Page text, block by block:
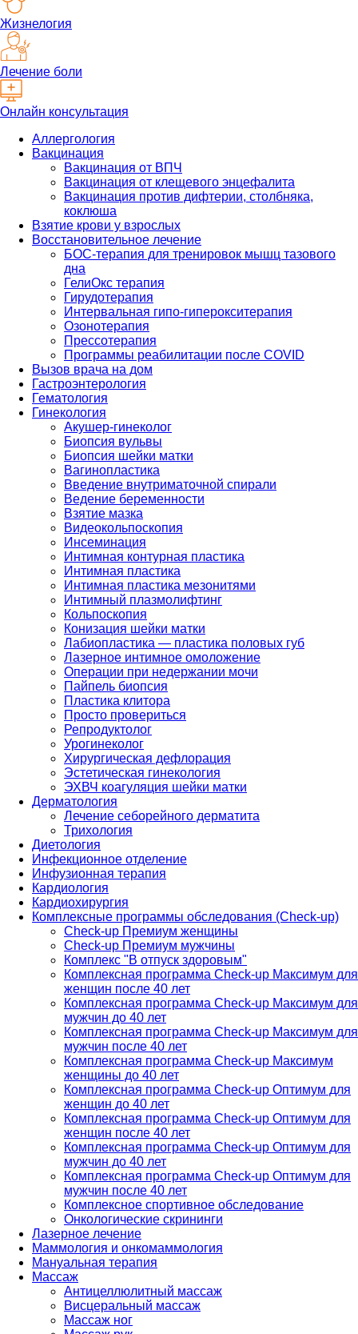
Жизнелогия
Лечение боли
Онлайн консультация
Аллергология
Вакцинация
Вакцинация от ВПЧ
Вакцинация от клещевого энцефалита
Вакцинация против дифтерии, столбняка,
коклюша
Взятие крови у взрослых
Восстановительное лечение
БОС-терапия для тренировок мышц тазового
дна
ГелиОкс терапия
Гирудотерапия
Интервальная гипо-гиперокситерапия
Озонотерапия
Прессотерапия
Программы реабилитации после СOVID
Вызов врача на дом
Гастроэнтерология
Гематология
Гинекология
Акушер-гинеколог
Биопсия вульвы
Биопсия шейки матки
Вагинопластика
Введение внутриматочной спирали
Ведение беременности
Взятие мазка
Видеокольпоскопия
Инсеминация
Интимная контурная пластика
Интимная пластика
Интимная пластика мезонитями
Интимный плазмолифтинг
Кольпоскопия
Конизация шейки матки
Лабиопластика — пластика половых губ
Лазерное интимное омоложение
Операции при недержании мочи
Пайпель биопсия
Пластика клитора
Просто провериться
Репродуктолог
Урогинеколог
Хирургическая дефлорация
Эстетическая гинекология
ЭХВЧ коагуляция шейки матки
Дерматология
Лечение себорейного дерматита
Трихология
Диетология
Инфекционное отделение
Инфузионная терапия
Кардиология
Кардиохирургия
Комплексные программы обследования (Check-up)
Check-up Премиум женщины
Check-up Премиум мужчины
Комплекс "В отпуск здоровым"
Комплексная программа Check-up Максимум для
женщин после 40 лет
Комплексная программа Check-up Максимум для
мужчин до 40 лет
Комплексная программа Check-up Максимум для
мужчин после 40 лет
Комплексная программа Check-up Максимум
женщины до 40 лет
Комплексная программа Check-up Оптимум для
женщин до 40 лет
Комплексная программа Check-up Оптимум для
женщин после 40 лет
Комплексная программа Check-up Оптимум для
мужчин до 40 лет
Комплексная программа Check-up Оптимум для
мужчин после 40 лет
Комплексное спортивное обследование
Онкологические скрининги
Лазерное лечение
Маммология и онкомаммология
Мануальная терапия
Массаж
Антицеллюлитный массаж
Висцеральный массаж
Массаж ног